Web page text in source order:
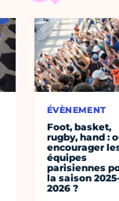
ÉVÈNEMENT
Foot, basket,
rugby, hand :
encourager
équipes
parisiennes
la saison 2025-
2026 ?